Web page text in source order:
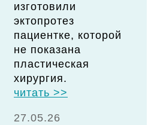
изготовили
эктопротез
пациентке, которой
не показана
пластическая
хирургия.
читать >>
27.05.26